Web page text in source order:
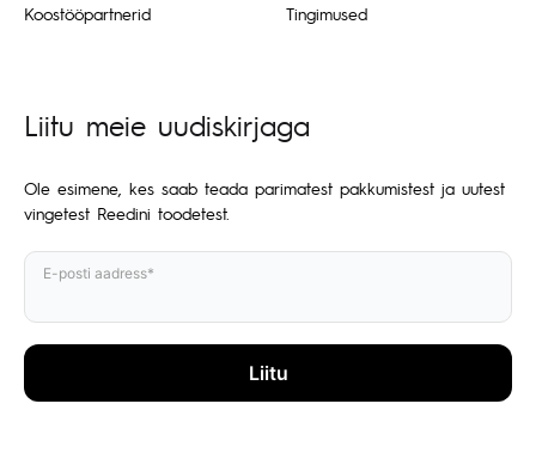
Koostööpartnerid Tingimused
Liitu meie uudiskirjaga
Ole esimene, kes saab teada parimatest pakkumistest ja uutest
vingetest Reedini toodetest.
E-posti aadress*